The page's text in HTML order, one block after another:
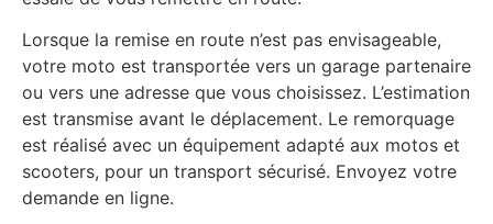
Lorsque la remise en route n’est pas envisageable,
votre moto est transportée vers un garage partenaire
ou vers une adresse que vous choisissez. L’estimation
est transmise avant le déplacement. Le remorquage
est réalisé avec un équipement adapté aux motos et
scooters, pour un transport sécurisé. Envoyez votre
demande en ligne.